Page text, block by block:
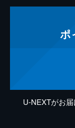
ポ
U-NEXTがお